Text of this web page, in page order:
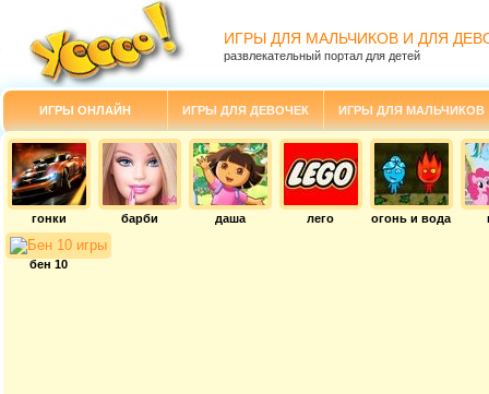
ИГРЫ ДЛЯ МАЛЬЧИКОВ И ДЛЯ
развлекательный портал для детей
ИГРЫ ОНЛАЙН ИГРЫ ДЛЯ ДЕВОЧЕК ИГРЫ ДЛЯ МАЛЬЧИКОВ
гонки барби даша лего огонь и вода
бен 10